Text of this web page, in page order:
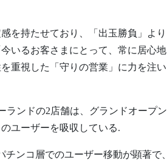
を持たせており、「出玉勝負」より
いるお客さまにとって、常に居心地
重視した「守りの営業」に力を注い
ランドの2店舗は、グランドオープン
ユーザーを吸収している.
ンコ層でのユーザー移動が顕著で、